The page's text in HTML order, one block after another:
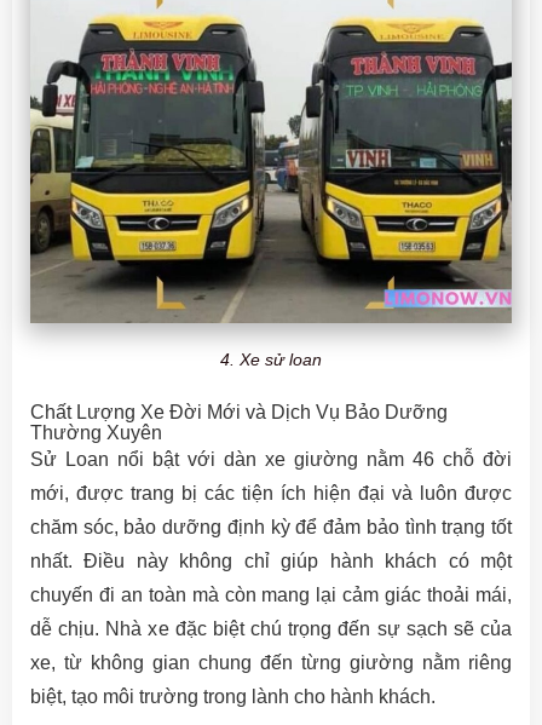
4. Xe sử loan
Chất Lượng Xe Đời Mới và Dịch Vụ Bảo Dưỡng
Thường Xuyên
Sử Loan nổi bật với dàn xe giường nằm 46 chỗ đời
mới, được trang bị các tiện ích hiện đại và luôn được
chăm sóc, bảo dưỡng định kỳ để đảm bảo tình trạng tốt
nhất. Điều này không chỉ giúp hành khách có một
chuyến đi an toàn mà còn mang lại cảm giác thoải mái,
dễ chịu. Nhà xe đặc biệt chú trọng đến sự sạch sẽ của
xe, từ không gian chung đến từng giường nằm riêng
biệt, tạo môi trường trong lành cho hành khách.